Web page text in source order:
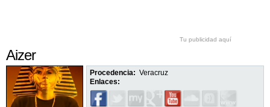
Tu publicidad aquí
Aizer
Procedencia: Veracruz
Enlaces: